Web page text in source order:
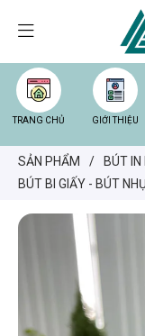
TRANG CHỦ GIỚI THIỆU
SẢN PHẨM / BÚT IN
BÚT BI GIẤY - BÚT